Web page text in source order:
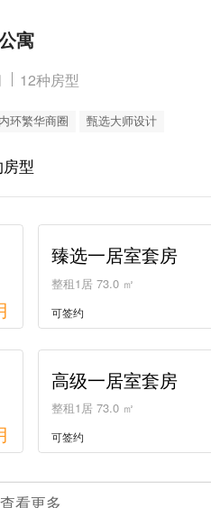
寓
12种房型
内环繁华商圈 甄选大师设计
型
臻选一居室套房
整租1居 73.0 ㎡
可签约
高级一居室套房
整租1居 73.0 ㎡
可签约
查看更多